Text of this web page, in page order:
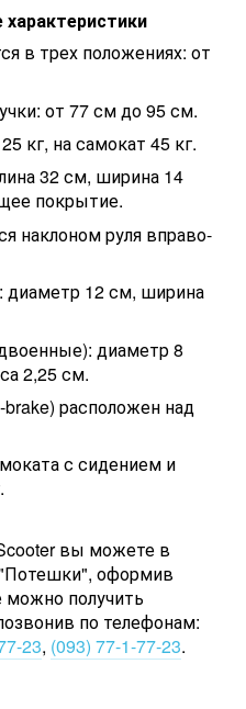
в трех положениях: от
от 77 см до 95 см.
кг, на самокат 45 кг.
32 см, ширина 14
покрытие.
наклоном руля вправо-
диаметр 12 см, ширина
диаметр 8
2,25 см.
расположен над
с сидением и
вы можете в
оформив
можно получить
по телефонам:
23, (093) 77-1-77-23.